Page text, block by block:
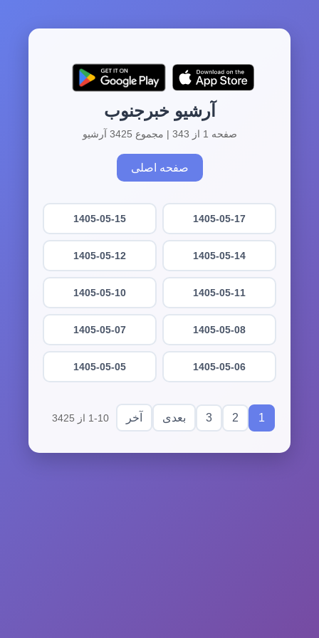
آرشیو خبرجنوب
صفحه 1 از 343 | مجموع 3425 آرشیو
صفحه اصلی
1405-05-17
1405-05-15
1405-05-14
1405-05-12
1405-05-11
1405-05-10
1405-05-08
1405-05-07
1405-05-06
1405-05-05
1
2
3 بعدی آخر 1-10 از 3425